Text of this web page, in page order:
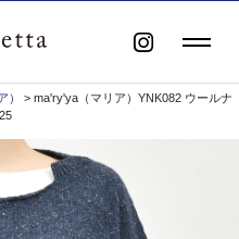
）
> ma'ry'ya（マリア）YNK082 ウールナ